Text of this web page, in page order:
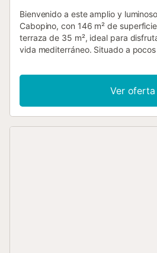
Bienvenido a este amplio y
Cabopino, con 146 m² de
terraza de 35 m², ideal para
vida mediterráneo. Situado a
con playas tranquilas y
ofrece la combinación perfecta de
y ubicación estratégica. El
dormitorio principal con baño en
Ver oferta